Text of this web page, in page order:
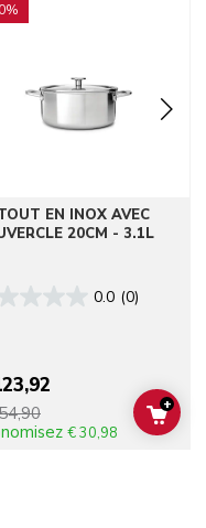
EN INOX AVEC
20CM - 3.1L
0.0 (0)
€ 30,98
ADD
+